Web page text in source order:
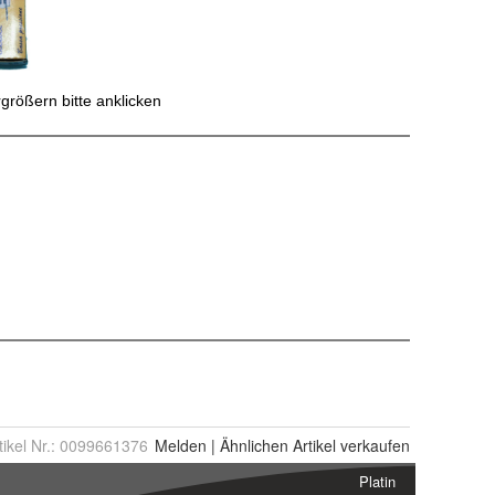
Nr.: 0099661376 Melden | Ähnlichen Artikel verkaufen
Platin